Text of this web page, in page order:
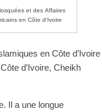
et des Affaires
en Côte d’Ivoire
en Côte d’Ivoire
d’Ivoire, Cheikh
Il a une longue